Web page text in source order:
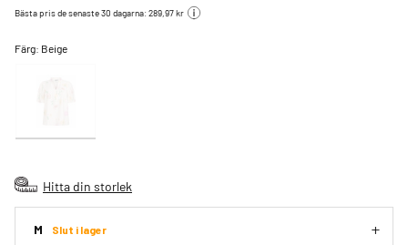
Bästa pris de senaste 30 dagarna: 289,97 kr
Färg: Beige
Hitta din storlek
M Slut i lager